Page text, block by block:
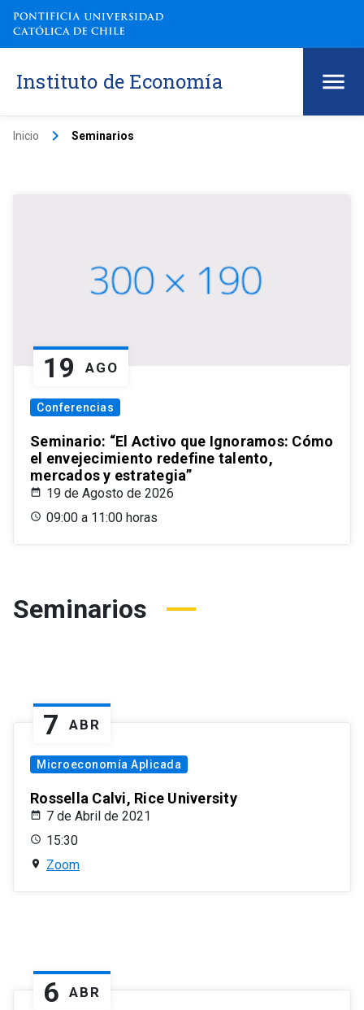
Instituto de Economía
Inicio keyboard_arrow_right Seminarios
19 AGO
Conferencias
Seminario: “El Activo que Ignoramos: Cómo
el envejecimiento redefine talento,
mercados y estrategia”
19 de Agosto de 2026
09:00 a 11:00 horas
Seminarios
7 ABR
Microeconomía Aplicada
Rossella Calvi, Rice University
7 de Abril de 2021
15:30
Zoom
6 ABR